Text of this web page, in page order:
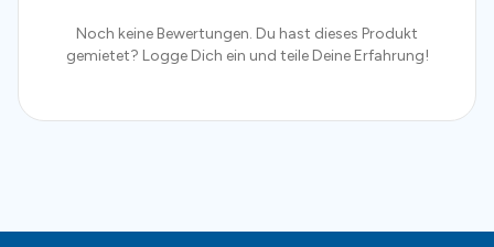
Noch keine Bewertungen. Du hast dieses Produkt
gemietet? Logge Dich ein und teile Deine Erfahrung!